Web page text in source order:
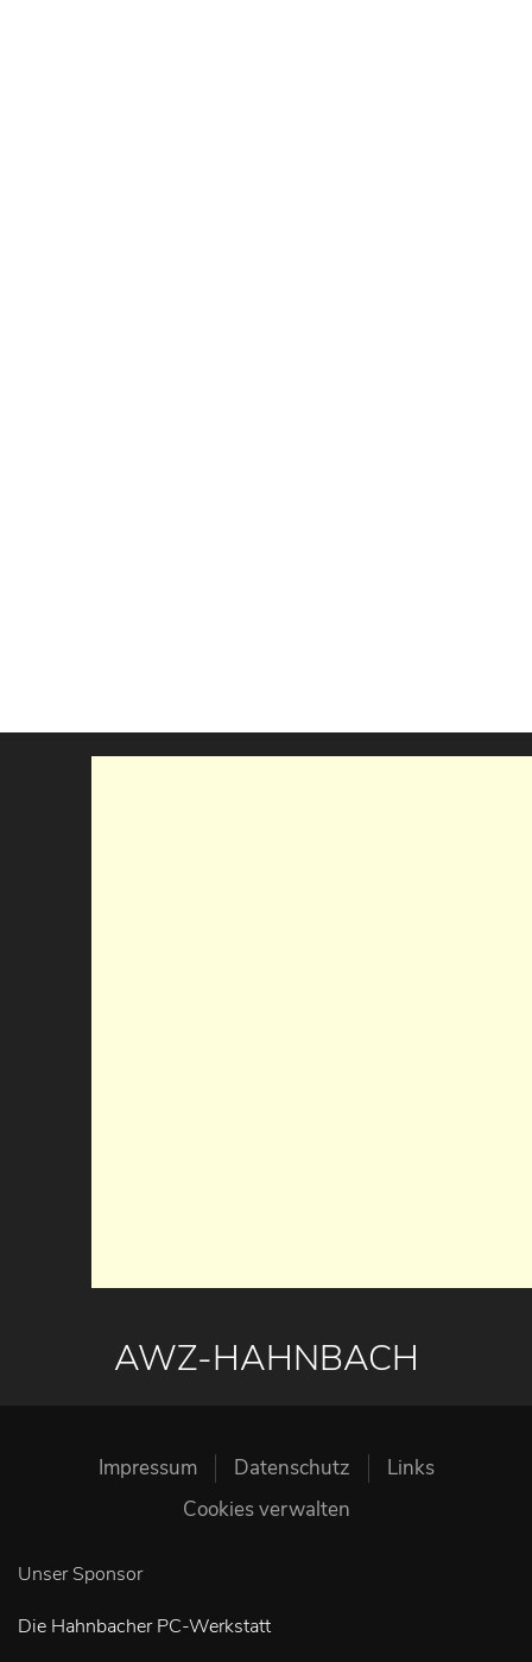
AWZ-HAHNBACH
Impressum Datenschutz
Links
Cookies verwalten
Unser Sponsor
Die Hahnbacher PC-Werkstatt